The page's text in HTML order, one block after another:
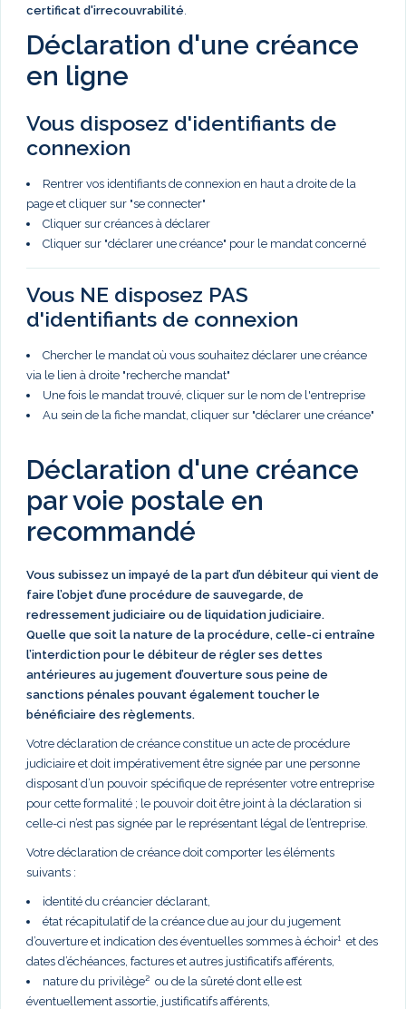
certificat d'irrecouvrabilité.
Déclaration d'une créance
en ligne
Vous disposez d'identifiants de
connexion
Rentrer vos identifiants de connexion en haut a droite de la
page et cliquer sur "se connecter"
Cliquer sur créances à déclarer
Cliquer sur "déclarer une créance" pour le mandat concerné
Vous NE disposez PAS
d'identifiants de connexion
Chercher le mandat où vous souhaitez déclarer une créance
via le lien à droite "recherche mandat"
Une fois le mandat trouvé, cliquer sur le nom de l'entreprise
Au sein de la fiche mandat, cliquer sur "déclarer une créance"
Déclaration d'une créance
par voie postale en
recommandé
Vous subissez un impayé de la part d’un débiteur qui vient de
faire l’objet d’une procédure de sauvegarde, de
redressement judiciaire ou de liquidation judiciaire.
Quelle que soit la nature de la procédure, celle-ci entraîne
l’interdiction pour le débiteur de régler ses dettes
antérieures au jugement d’ouverture sous peine de
sanctions pénales pouvant également toucher le
bénéficiaire des règlements.
Votre déclaration de créance constitue un acte de procédure
judiciaire et doit impérativement être signée par une personne
disposant d’un pouvoir spécifique de représenter votre entreprise
pour cette formalité ; le pouvoir doit être joint à la déclaration si
celle-ci n’est pas signée par le représentant légal de l’entreprise.
Votre déclaration de créance doit comporter les éléments
suivants :
identité du créancier déclarant,
état récapitulatif de la créance due au jour du jugement
d’ouverture et indication des éventuelles sommes à échoir¹ et des
dates d’échéances, factures et autres justificatifs afférents,
nature du privilège² ou de la sûreté dont elle est
éventuellement assortie, justificatifs afférents,